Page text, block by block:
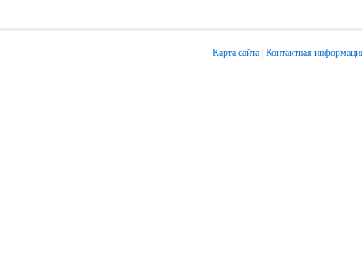
Карта сайта| Контактная